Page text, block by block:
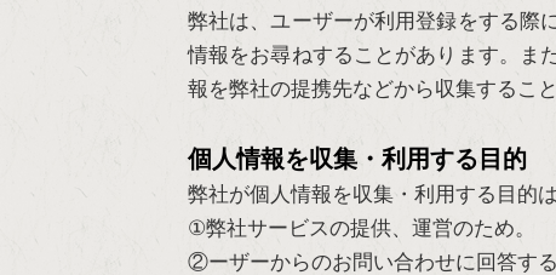
弊社は、ユーザーが利用登録をする際
情報をお尋ねすることがあります。ま
報を弊社の提携先などから収集するこ
個人情報を収集・利用する目的
弊社が個人情報を収集・利用する目的
①弊社サービスの提供、運営のため。
②ーザーからのお問い合わせに回答す